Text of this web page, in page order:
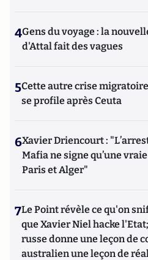
4Gens du voyage : la
d'Attal fait des vagues
5Cette autre crise
se profile après Ceuta
6Xavier Driencourt :
Mafia ne signe qu’une
Paris et Alger"
7Le Point révèle ce qu'on
que Xavier Niel hacke
russe donne une leçon de
australien une leçon de